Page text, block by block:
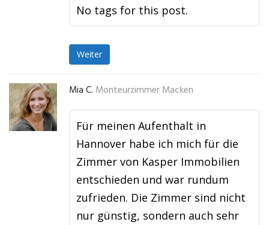
No tags for this post.
Weiter
Mia C. Monteurzimmer Macken
Für meinen Aufenthalt in
Hannover habe ich mich für die
Zimmer von Kasper Immobilien
entschieden und war rundum
zufrieden. Die Zimmer sind nicht
nur günstig, sondern auch sehr